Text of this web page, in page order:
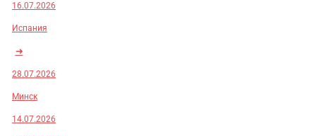
16.07.2026
Испания
➜
28.07.2026
Минск
14.07.2026